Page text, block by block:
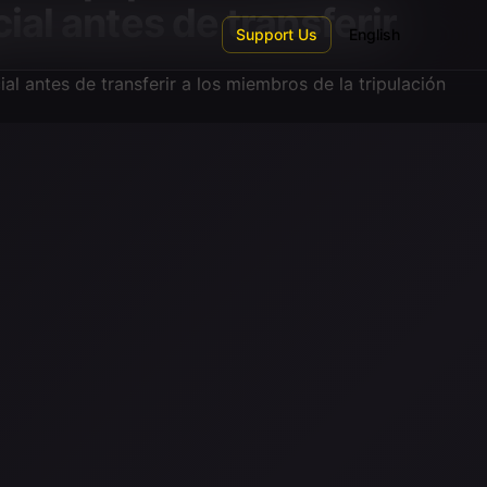
Support Us English
antes de transferir